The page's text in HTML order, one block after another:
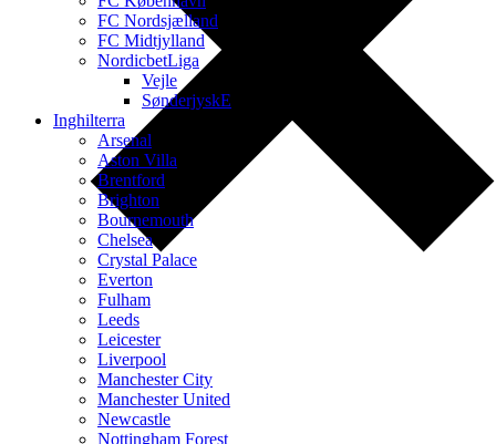
FC Nordsjælland
FC Midtjylland
NordicbetLiga
Vejle
SønderjyskE
Inghilterra
Arsenal
Aston Villa
Brentford
Brighton
Bournemouth
Chelsea
Crystal Palace
Everton
Fulham
Leeds
Leicester
Liverpool
Manchester City
Manchester United
Newcastle
Nottingham Forest